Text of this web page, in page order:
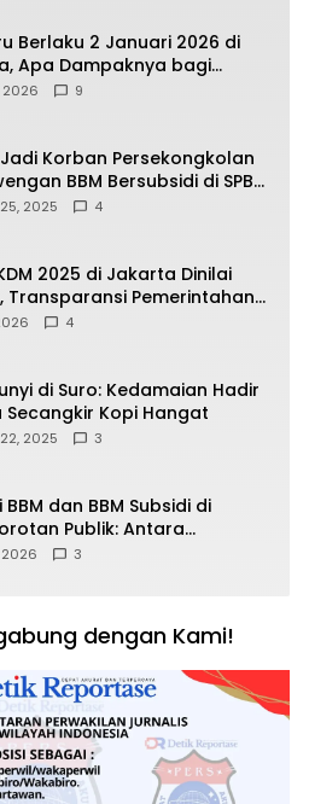
Berlaku 2 Januari 2026 di
Apa Dampaknya bagi
Warga? Ini Aturan Kunci
2026 9
Korban Persekongkolan
BBM Bersubsidi di SPBU
Batang
2025 4
2025 di Jakarta Dinilai
Transparansi Pemerintahan
Dipertanyakan
4
di Suro: Kedamaian Hadir
Secangkir Kopi Hangat
2025 3
dan BBM Subsidi di
Publik: Antara
Negara, Hak Konsumen,
3
dengan Kami!